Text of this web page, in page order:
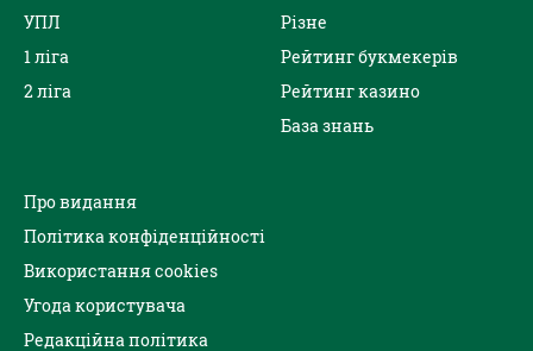
УПЛ
1 ліга
2 ліга
Різне
Рейтинг букмекерів
Рейтинг казино
База знань
Про видання
Політика конфіденційності
Використання cookies
Угода користувача
Редакційна політика